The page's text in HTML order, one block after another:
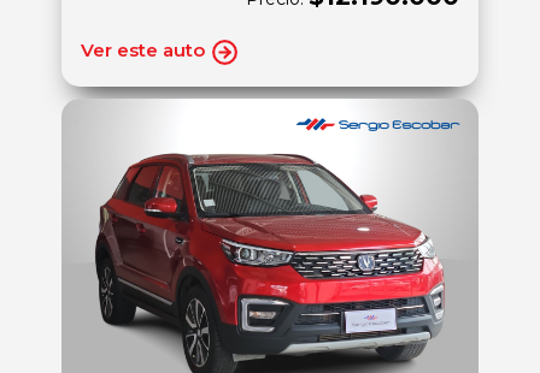
Ver este auto